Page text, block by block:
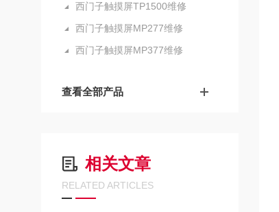
西门子触摸屏TP1500维修
西门子触摸屏MP277维修
西门子触摸屏MP377维修
查看全部产品
相关文章
RELATED ARTICLES